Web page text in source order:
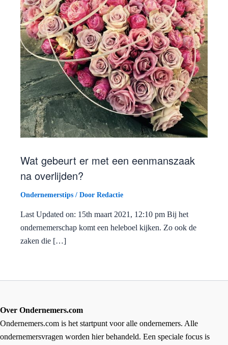
Wat gebeurt er met een eenmanszaak
na overlijden?
Ondernemerstips / Door Redactie
Last Updated on: 15th maart 2021, 12:10 pm Bij het
ondernemerschap komt een heleboel kijken. Zo ook de
zaken die […]
Over Ondernemers.com
Ondernemers.com is het startpunt voor alle ondernemers. Alle
ondernemersvragen worden hier behandeld. Een speciale focus is